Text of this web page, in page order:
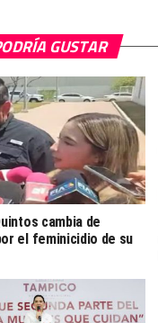
GUSTAR
cambia de
el feminicidio de su